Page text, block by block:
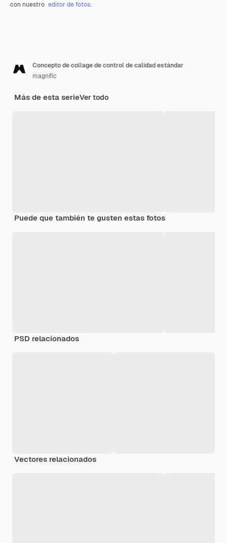
con nuestro editor de fotos.
Concepto de collage de control de calidad estándar
magnific
Más de esta serieVer todo
Puede que también te gusten estas fotos
PSD relacionados
Vectores relacionados